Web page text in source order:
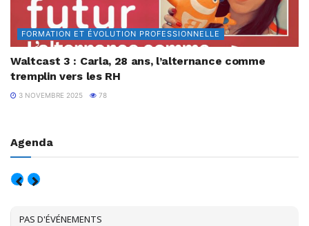
FORMATION ET ÉVOLUTION PROFESSIONNELLE
Waltcast 3 : Carla, 28 ans, l’alternance comme
tremplin vers les RH
3 NOVEMBRE 2025 78
Agenda
PAS D'ÉVÉNEMENTS